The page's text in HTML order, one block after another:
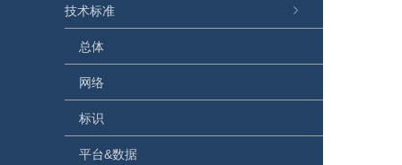
技术标准
总体
网络
标识
平台&数据